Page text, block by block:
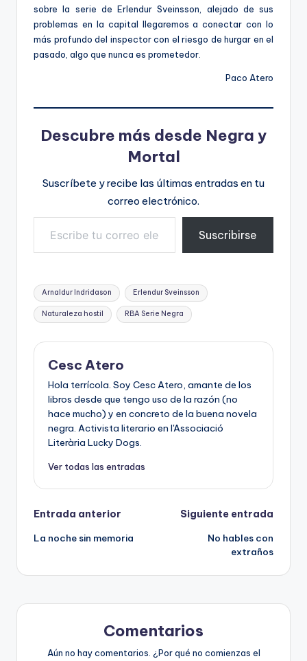
sobre la serie de Erlendur Sveinsson, alejado de sus
problemas en la capital llegaremos a conectar con lo
más profundo del inspector con el riesgo de hurgar en el
pasado, algo que nunca es prometedor.
Paco Atero
Descubre más desde Negra y
Mortal
Suscríbete y recibe las últimas entradas en tu
correo electrónico.
Escribe tu correo electrónico…
Suscribirse
Etiquetas:
Arnaldur Indridason Erlendur Sveinsson
Naturaleza hostil RBA Serie Negra
Cesc Atero
Hola terrícola. Soy Cesc Atero, amante de los
libros desde que tengo uso de la razón (no
hace mucho) y en concreto de la buena novela
negra. Activista literario en l'Associació
Literària Lucky Dogs.
Ver todas las entradas
Navegación
de
entradas
Entrada anterior
La noche sin memoria
Siguiente entrada
No hables con
extraños
Comentarios
Aún no hay comentarios. ¿Por qué no comienzas el